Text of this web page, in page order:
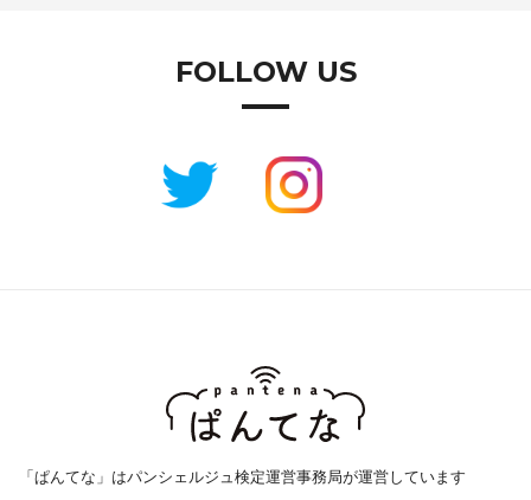
FOLLOW US
「ぱんてな」はパンシェルジュ検定運営事務局が運営しています